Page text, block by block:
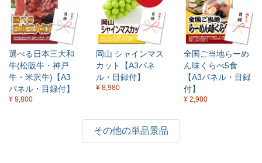
選べる日本三大和
牛(松阪牛・神戸
牛・米沢牛)【A3
パネル・目録付】
¥ 9,800
岡山 シャインマス
カット【A3パネ
ル・目録付】
¥ 8,980
全国ご当地らーめ
ん味くらべ5食
【A3パネル・目録
付】
¥ 2,980
その他の単品景品